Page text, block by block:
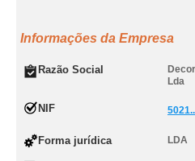
Informações da Empresa
Razão Social
Lda
NIF
Forma jurídica LDA